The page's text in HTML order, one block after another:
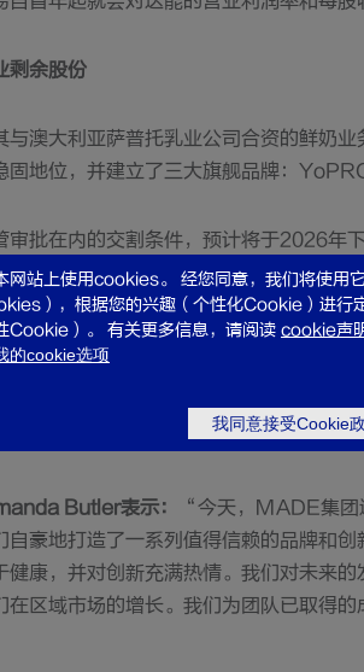
剩余股份
与澳大利亚萨普托乳业公司合资的鲜奶
固地位，并建立了三大旗舰品牌：
审批在内的交割条件，预计将于2026年下
：“今天标志着我们‘振新达能’战略的
局肠道健康和蛋白领域，并展现出令人
们欣然欢迎MADE加入达能大家庭。
股权。这再次体现了我们‘振新达能’的
我们满足健康营养需求的能力。”
Butler表示：
“今天，MADE集团
豪地打造了一系列值得信赖的品牌和
健康，并对创新充满热情。我们对未来
在区域市场的增长。我们为团队已取得
网站上使用cookies。 经您同意，我们将使用
），根据您的兴趣（个性化Cookie）进行
Cookie）。 有关更多信息，请阅读 cookie声
的cookie选项
我同意接受Cookie